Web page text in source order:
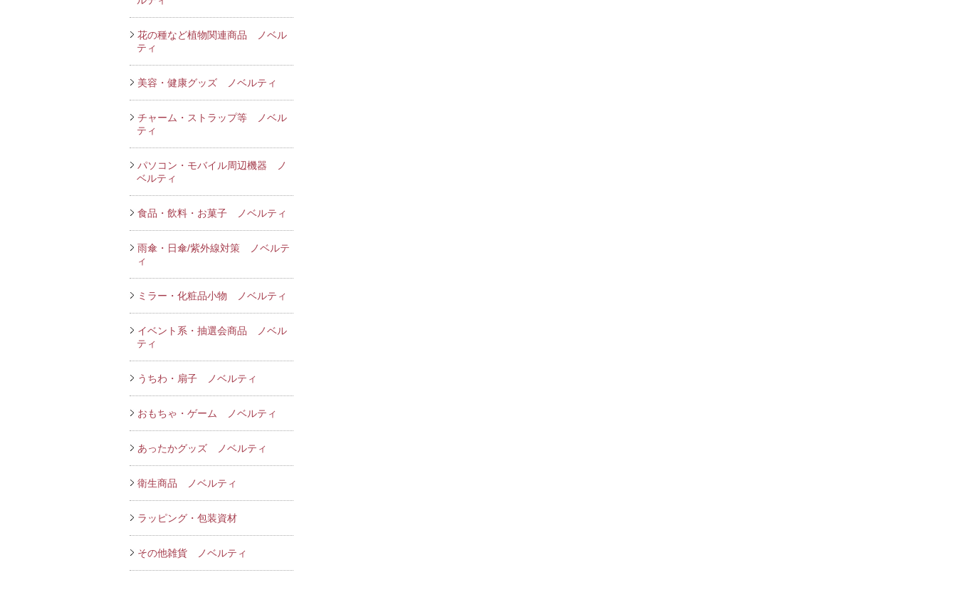
花の種など植物関連商品 ノベル
ティ
美容・健康グッズ ノベルティ
チャーム・ストラップ等 ノベル
ティ
パソコン・モバイル周辺機器 ノ
ベルティ
食品・飲料・お菓子 ノベルティ
雨傘・日傘/紫外線対策 ノベルテ
ィ
ミラー・化粧品小物 ノベルティ
イベント系・抽選会商品 ノベル
ティ
うちわ・扇子 ノベルティ
おもちゃ・ゲーム ノベルティ
あったかグッズ ノベルティ
衛生商品 ノベルティ
ラッピング・包装資材
その他雑貨 ノベルティ